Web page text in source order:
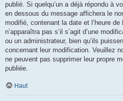
publié. Si quelqu’un a déjà répondu à
en dessous du message affichera le
modifié, contenant la date et l’heure
n’apparaîtra pas s’il s’agit d’une
ou un administrateur, bien qu’ils
concernant leur modification. Veuillez
ne peuvent pas supprimer leur propre
publiée.
Haut